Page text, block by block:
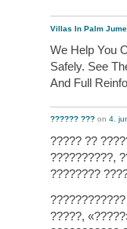
Villas In Palm
We Help You
Safely. See
And Full
?????? ??? on 4.
????? ??
??????????,
????????
?????,